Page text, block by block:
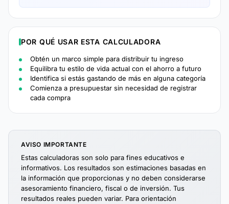
POR QUÉ USAR ESTA CALCULADORA
Obtén un marco simple para distribuir tu ingreso
Equilibra tu estilo de vida actual con el ahorro a futuro
Identifica si estás gastando de más en alguna categoría
Comienza a presupuestar sin necesidad de registrar
cada compra
AVISO IMPORTANTE
Estas calculadoras son solo para fines educativos e
informativos. Los resultados son estimaciones basadas en
la información que proporcionas y no deben considerarse
asesoramiento financiero, fiscal o de inversión. Tus
resultados reales pueden variar. Para orientación